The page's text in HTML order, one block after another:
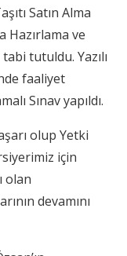
Satın Alma
Hazırlama ve
tabi tutuldu. Yazılı
faaliyet
Sınav yapıldı.
olup Yetki
için
olan
devamını